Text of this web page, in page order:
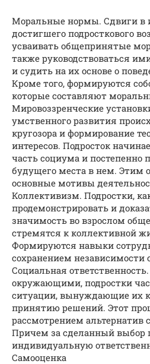
Моральные нормы. Сдвиги в
достигшего подросткового
усваивать общепринятые
также руководствоваться
и судить на их основе о
Кроме того, формируются
которые составляют
Мировоззренческие
умственного развития
кругозора и формирование
интересов. Подросток
часть социума и постепенно
будущего места в нем. Этим
основные мотивы
Коллективизм. Подростки,
продемонстрировать и
значимость во взрослом
стремятся к коллективной
Формируются навыки
сохранением независимости
Социальная
окружающими, подростки
ситуации, вынуждающие их
принятию решений. Этот
рассмотрением
Причем за сделанный выбор
индивидуальную
Самооценка